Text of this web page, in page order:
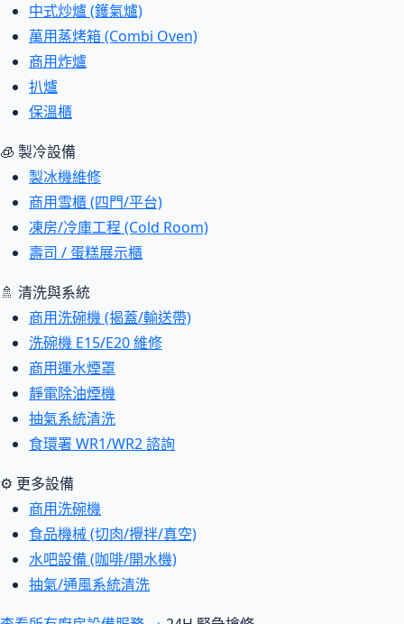
中式炒爐 (鑊氣爐)
萬用蒸烤箱 (Combi Oven)
商用炸爐
扒爐
保溫櫃
🧊 製冷設備
製冰機維修
商用雪櫃 (四門/平台)
凍房/冷庫工程 (Cold Room)
壽司 / 蛋糕展示櫃
🚿 清洗與系統
商用洗碗機 (揭蓋/輸送帶)
洗碗機 E15/E20 維修
商用運水煙罩
靜電除油煙機
抽氣系統清洗
食環署 WR1/WR2 諮詢
⚙ 更多設備
商用洗碗機
食品機械 (切肉/攪拌/真空)
水吧設備 (咖啡/開水機)
抽氣/通風系統清洗